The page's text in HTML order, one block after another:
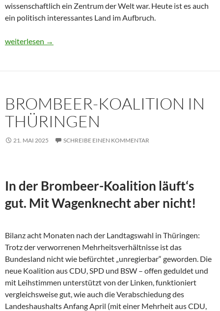
wissenschaftlich ein Zentrum der Welt war. Heute ist es auch
ein politisch interessantes Land im Aufbruch.
Usbekistan 2025: Unterwegs in einem Land im Aufbruch
weiterlesen →
BROMBEER-KOALITION IN
THÜRINGEN
21. MAI 2025 SCHREIBE EINEN KOMMENTAR
In der Brombeer-Koalition läuft‘s
gut. Mit Wagenknecht aber nicht!
Bilanz acht Monaten nach der Landtagswahl in Thüringen:
Trotz der verworrenen Mehrheitsverhältnisse ist das
Bundesland nicht wie befürchtet „unregierbar“ geworden. Die
neue Koalition aus CDU, SPD und BSW – offen geduldet und
mit Leihstimmen unterstützt von der Linken, funktioniert
vergleichsweise gut, wie auch die Verabschiedung des
Landeshaushalts Anfang April (mit einer Mehrheit aus CDU,